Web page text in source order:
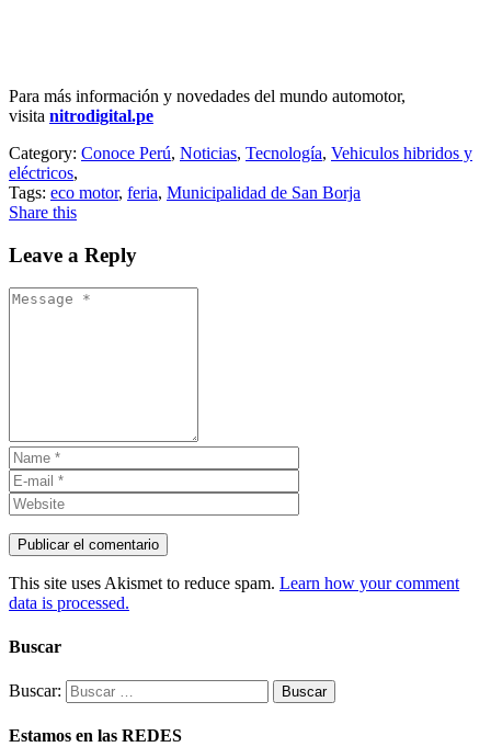
Para más información y novedades del mundo automotor,
visita nitrodigital.pe
Category: Conoce Perú, Noticias, Tecnología, Vehiculos hibridos y
eléctricos,
Tags: eco motor, feria, Municipalidad de San Borja
Share this
Leave a Reply
This site uses Akismet to reduce spam. Learn how your comment
data is processed.
Buscar
Buscar:
Estamos en las REDES